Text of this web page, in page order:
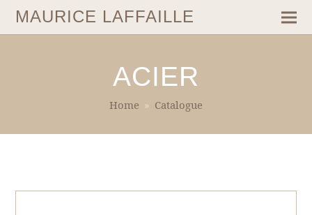
MAURICE LAFFAILLE
ACIER
Home » Catalogue